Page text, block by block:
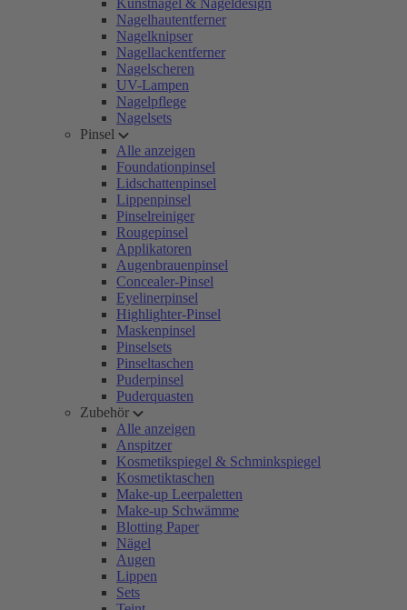
Kunstnägel & Nageldesign
Nagelhautentferner
Nagelknipser
Nagellackentferner
Nagelscheren
UV-Lampen
Nagelpflege
Nagelsets
Pinsel
Alle anzeigen
Foundationpinsel
Lidschattenpinsel
Lippenpinsel
Pinselreiniger
Rougepinsel
Applikatoren
Augenbrauenpinsel
Concealer-Pinsel
Eyelinerpinsel
Highlighter-Pinsel
Maskenpinsel
Pinselsets
Pinseltaschen
Puderpinsel
Puderquasten
Zubehör
Alle anzeigen
Anspitzer
Kosmetikspiegel & Schminkspiegel
Kosmetiktaschen
Make-up Leerpaletten
Make-up Schwämme
Blotting Paper
Nägel
Augen
Lippen
Sets